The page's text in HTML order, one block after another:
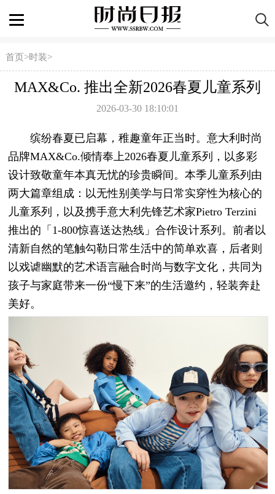
首页>时装>
MAX&Co. 推出全新2026春夏儿童系列
2026-03-30 18:10:01
缤纷春夏已启幕，稚趣童年正当时。意大利时尚
品牌MAX&Co.倾情奉上2026春夏儿童系列，以多彩
设计致敬童年本真无忧的珍贵瞬间。本季儿童系列由
两大篇章组成：以无性别美学与日常实穿性为核心的
儿童系列，以及携手意大利先锋艺术家Pietro Terzini
推出的「1-800惊喜送达热线」合作设计系列。前者以
清新自然的笔触勾勒日常生活中的简单欢喜，后者则
以戏谑幽默的艺术语言融合时尚与数字文化，共同为
孩子与家庭带来一份“慢下来”的生活邀约，轻装奔赴
美好。